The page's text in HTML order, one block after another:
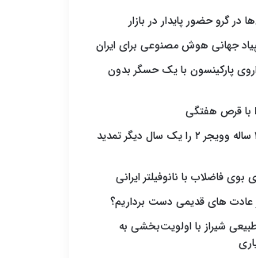
در گرو حضور پایدار در بازار
پارکینسون با یک حسگر بدون
ناسا مأموریت ۴۸ ساله وویجر ۲ را یک سال دیگر تمدید
عادت های قدیمی دست برداریم؟
شیراز با اولویت‌بخشی به